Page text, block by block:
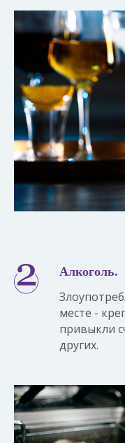
Алкоголь.
месте -
привыкли
других.